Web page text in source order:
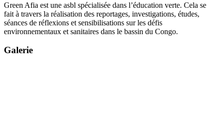
Green Afia est une asbl spécialisée dans l’éducation verte. Cela se
fait à travers la réalisation des reportages, investigations, études,
séances de réflexions et sensibilisations sur les défis
environnementaux et sanitaires dans le bassin du Congo.
Galerie